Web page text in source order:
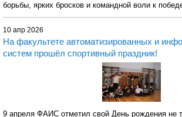
борьбы, ярких бросков и командной воли к
10 апр 2026
На факультете автоматизированных и
систем прошёл спортивный праздник!
9 апреля ФАИС отметил свой День рождения не